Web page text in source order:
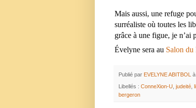
Mais aussi, une refuge
surréaliste où toutes les
grâce à une figue, je n’ai
Évelyne sera au Salon du
Publié par EVELYNE ABITBOL à
Libellés : ConneXion-U judeité
bergeron